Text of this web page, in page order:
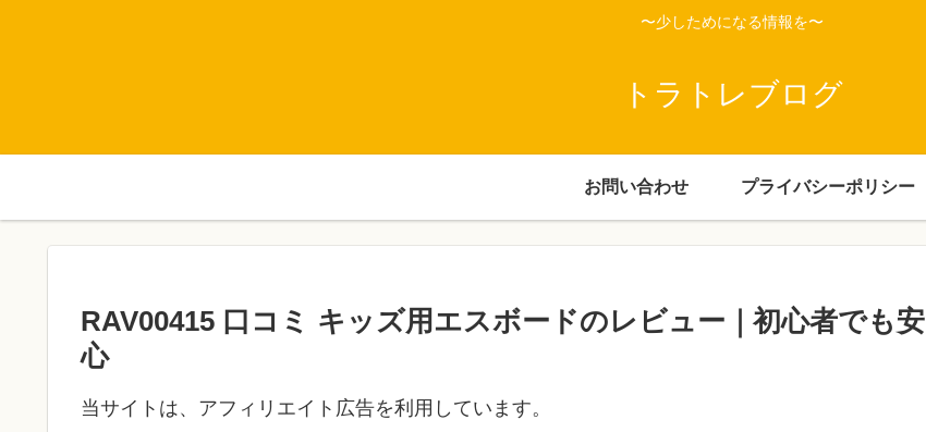
〜少しためになる情報を〜
トラトレブログ
お問い合わせ プライバシーポリシー
RAV00415 口コミ キッズ用エスボードのレビュー｜初心者でも安
心
当サイトは、アフィリエイト広告を利用しています。